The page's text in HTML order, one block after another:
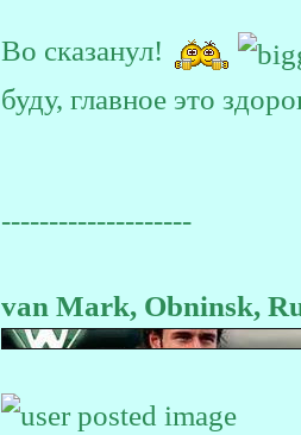
Во сказанул!
буду, главное это
--------------------
van Mark, Obninsk,